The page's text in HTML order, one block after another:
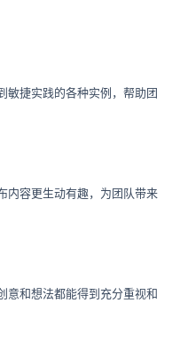
敏捷实践的各种实例，帮助团
内容更生动有趣，为团队带来
意和想法都能得到充分重视和